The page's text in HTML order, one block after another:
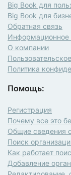
Big Book для
Big Book для
Обратная связь
Информационное
О компании
Политика
Помощь:
Регистрация
Почему все это
Общие сведения
Поиск
Как работает
Добавление